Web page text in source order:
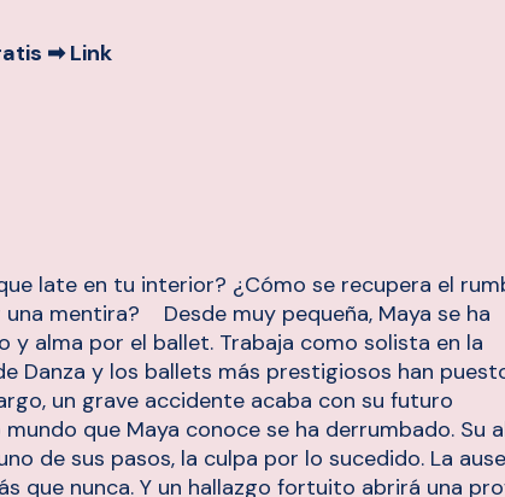
➡Link
late en tu interior? ¿Cómo se recupera el
mentira? Desde muy pequeña, Maya se ha
y alma por el ballet. Trabaja como solista en la
Danza y los ballets más prestigiosos han
un grave accidente acaba con su futuro
que Maya conoce se ha derrumbado. Su
de sus pasos, la culpa por lo sucedido. La
que nunca. Y un hallazgo fortuito abrirá una